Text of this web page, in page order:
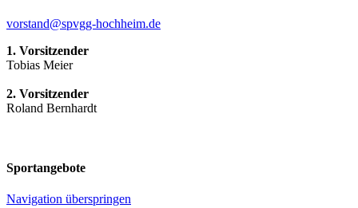
vorstand@spvgg-hochheim.de
1. Vorsitzender
Tobias Meier
2. Vorsitzender
Roland Bernhardt
Sportangebote
Navigation überspringen